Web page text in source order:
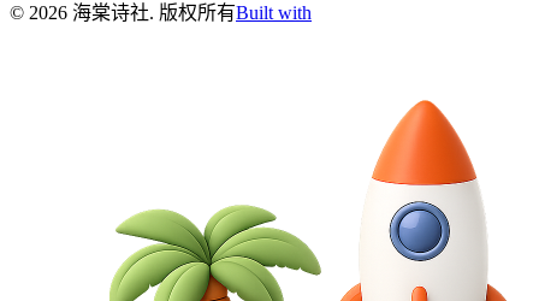
© 2026 海棠诗社. 版权所有Built with